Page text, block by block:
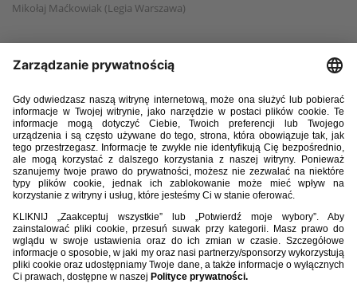
Mikołaj Maćkowiak (Legia Warszawa)
Olaf Zuchora (ŁKS Łódź)
Antoni Fojut (Pogoń Szczecin)
Aleksander Majewski (Pogoń Szczecin)
Mikołaj Szymański (Pogoń Szczecin)